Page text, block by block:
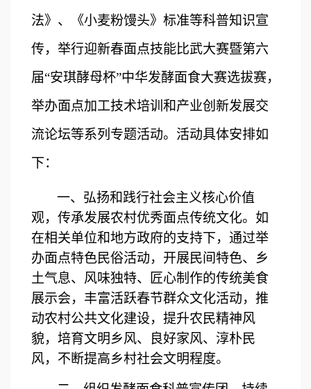
法》、《小麦粉馒头》标准等科普知识宣
传， 举行迎新春面点技能比武大赛暨第六
届“安琪酵母杯”中华发酵面食大赛选拔赛，
举办面点加工技术培训和产业创新发展交
流论坛等系列专题活动。活动具体安排如
下：
一、 弘扬和践行社会主义核心价值
观，传承发展农村优秀面点传统文化。如
在相关单位和地方政府的支持下， 通过举
办面点特色民俗活动，开展民间特色、乡
土气息、风味独特、匠心制作的传统美食
展示会， 丰富活跃春节群众文化活动，推
动农村公共文化建设，提升农民精神风
貌，培育文明乡风、良好家风、淳朴民
风，不断提高乡村社会文明程度。